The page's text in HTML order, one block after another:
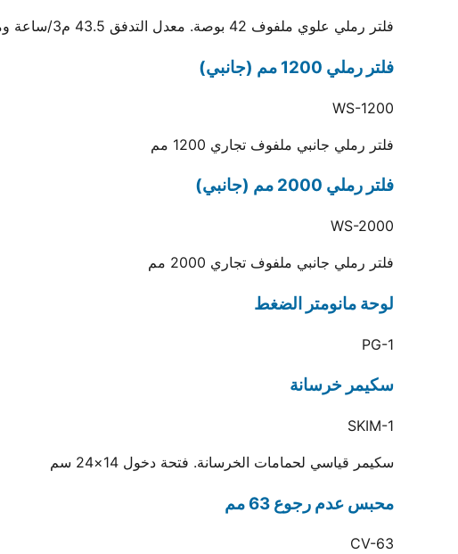
فلتر رملي علوي ملفوف 42 بوصة. معدل التدفق 43.5 م3/ساعة ومساحة الوسط 0.87 م2
فلتر رملي 1200 مم (جانبي)
WS-1200
فلتر رملي جانبي ملفوف تجاري 1200 مم
فلتر رملي 2000 مم (جانبي)
WS-2000
فلتر رملي جانبي ملفوف تجاري 2000 مم
لوحة مانومتر الضغط
PG-1
سكيمر خرسانة
SKIM-1
سكيمر قياسي لحمامات الخرسانة. فتحة دخول 14×24 سم
محبس عدم رجوع 63 مم
CV-63